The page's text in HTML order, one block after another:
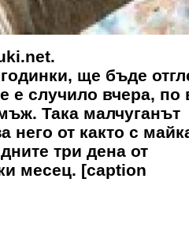
ще бъде
е случило вчера, по
Така малчуганът
него от както с
три дена от
месец. [caption